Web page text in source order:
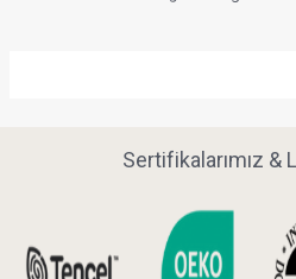
Sertifikalarımız &